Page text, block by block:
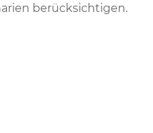
berücksichtigen.